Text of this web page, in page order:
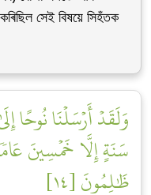
সেই বিষয়ে সিহঁতক
وَلَقَدۡ أَرۡسَلۡنَا نُوحًا
سَنَةٍ إِلَّا خَمۡسِينَ
ظَٰلِمُونَ [١٤]